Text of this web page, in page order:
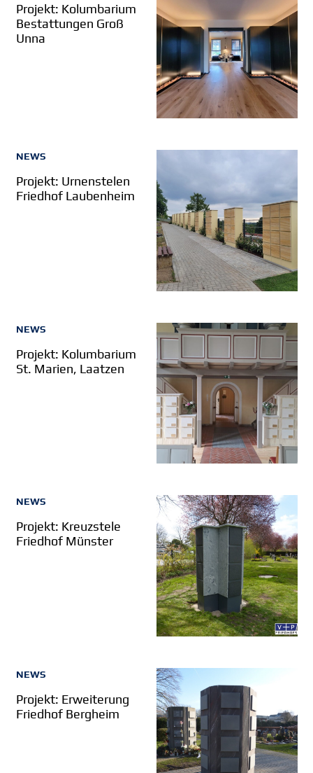
Projekt: Kolumbarium
Bestattungen Groß
Unna
NEWS
Projekt: Urnenstelen
Friedhof Laubenheim
NEWS
Projekt: Kolumbarium
St. Marien, Laatzen
NEWS
Projekt: Kreuzstele
Friedhof Münster
NEWS
Projekt: Erweiterung
Friedhof Bergheim